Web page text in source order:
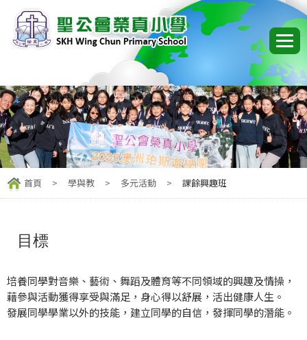
首頁 > 學與教 > 多元活動 > 課餘興趣班
目標
培養同學對音樂、藝術、舞蹈及體育等不同領域的興趣及情操，
藉參與活動獲得享受與滿足，身心得以舒展，活出健康人生。
發展同學學業以外的技能，建立同學的自信，發揮同學的潛能。